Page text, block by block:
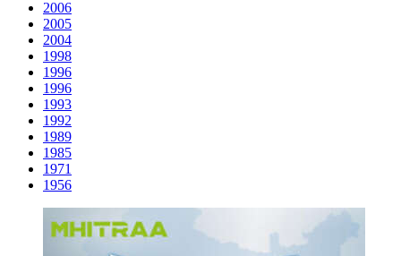
2006
2005
2004
1998
1996
1996
1993
1992
1989
1985
1971
1956